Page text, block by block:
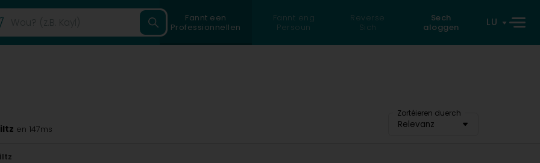
Fannt een
Professionnellen
Fannt eng
Persoun
Reverse
Sich
Sech
aloggen
LU
Zortéieren duerch
Relevanz
en 147ms